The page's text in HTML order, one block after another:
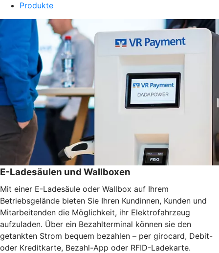
Produkte
E-Ladesäulen und Wallboxen
Mit einer E-Ladesäule oder Wallbox auf Ihrem
Betriebsgelände bieten Sie Ihren Kundinnen, Kunden und
Mitarbeitenden die Möglichkeit, ihr Elektrofahrzeug
aufzuladen. Über ein Bezahlterminal können sie den
getankten Strom bequem bezahlen – per girocard, Debit-
oder Kreditkarte, Bezahl-App oder RFID-Ladekarte.